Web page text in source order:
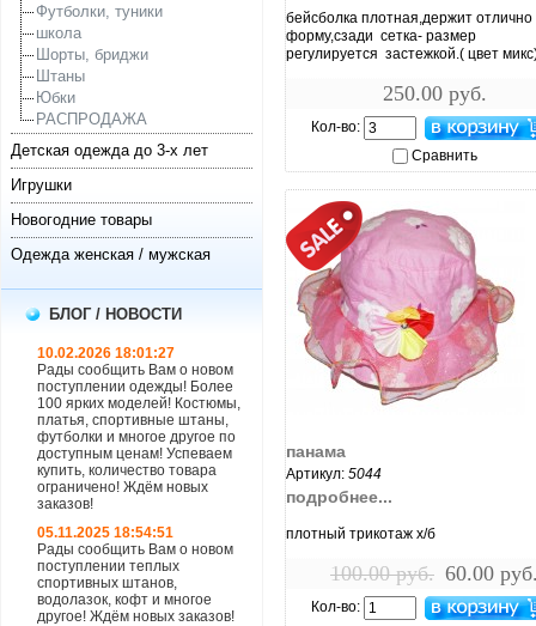
Футболки, туники
школа
Шорты, бриджи
Штаны
Юбки
РАСПРОДАЖА
Детская одежда до 3-х лет
Игрушки
Новогодние товары
Одежда женская / мужская
БЛОГ / НОВОСТИ
10.02.2026 18:01:27
Рады сообщить Вам о новом
поступлении одежды! Более
100 ярких моделей! Костюмы,
платья, спортивные штаны,
футболки и многое другое по
доступным ценам! Успеваем
купить, количество товара
ограничено! Ждём новых
заказов!
05.11.2025 18:54:51
Рады сообщить Вам о новом
поступлении теплых
спортивных штанов,
водолазок, кофт и многое
другое! Ждём новых заказов!
бейсболка плотная,держит отлично
форму,сзади сетка- размер
регулируется застежкой.( цвет
250.00 руб.
Кол-во:
Сравнить
панама
Артикул: 5044
подробнее...
плотный трикотаж х/б
100.00 руб. 60.00
Кол-во: